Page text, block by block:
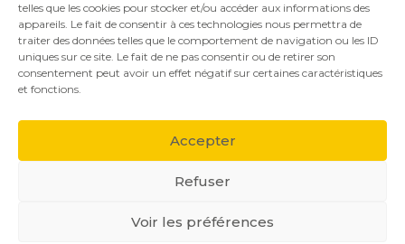
telles que les cookies pour stocker et/ou accéder aux informations des
appareils. Le fait de consentir à ces technologies nous permettra de
traiter des données telles que le comportement de navigation ou les ID
uniques sur ce site. Le fait de ne pas consentir ou de retirer son
consentement peut avoir un effet négatif sur certaines caractéristiques
et fonctions.
Accepter
Refuser
Voir les préférences
Footer
PLAN DU SITE